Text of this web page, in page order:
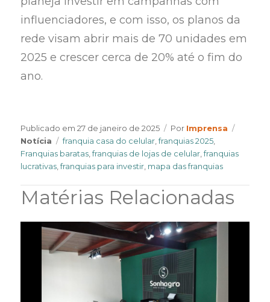
influenciadores, e com isso, os planos da
rede visam abrir mais de 70 unidades em
2025 e crescer cerca de 20% até o fim do
ano.
Publicado em27 de janeiro de 2025 Por Author
Imprensa
Notícia
Tags
franquia casa do celular ,franquias 2025
Franquias baratas ,franquias de lojas de celular ,franquias
lucrativas ,franquias para investir mapa das franquias
Matérias Relacionadas